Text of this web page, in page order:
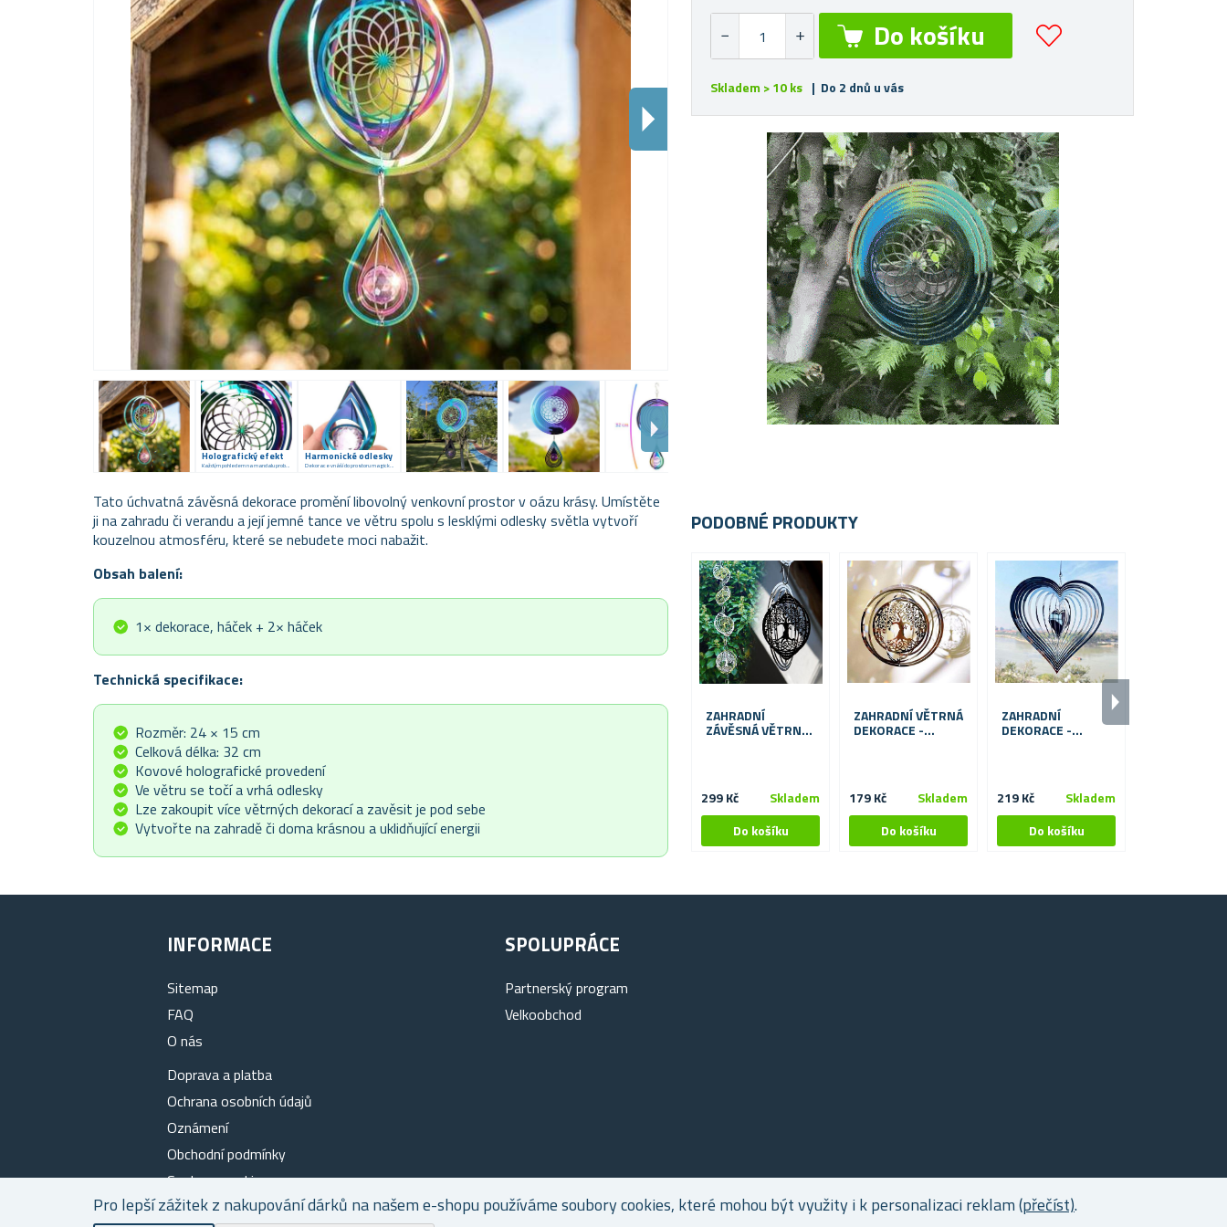
Pro lepší zážitek z nakupování dárků na našem e-shopu používáme soubory cookies, které mohou být využity i k personalizaci reklam(přečíst).
Holografický efekt
Každým pohledem na mandalu probudíte jinou barvu
Harmonické odlesky
Dekorace vnáší do prostoru magickou atmosféru
Skladem > 10 ks | Do 2 dnů u vás
Tato úchvatná závěsná dekorace promění libovolný venkovní prostor v oázu krásy. Umístěte
ji na zahradu či verandu a její jemné tance ve větru spolu s lesklými odlesky světla vytvoří
kouzelnou atmosféru, které se nebudete moci nabažit.
Obsah balení:
1× dekorace, háček + 2× háček
Technická specifikace:
Rozměr: 24 × 15 cm
Celková délka: 32 cm
Kovové holografické provedení
Ve větru se točí a vrhá odlesky
Lze zakoupit více větrných dekorací a zavěsit je pod sebe
Vytvořte na zahradě či doma krásnou a uklidňující energii
PODOBNÉ PRODUKTY
ZAHRADNÍ
ZÁVĚSNÁ VĚTRNÁ
299 Kč Skladem
ZAHRADNÍ VĚTRNÁ
DEKORACE -
179 Kč Skladem
ZAHRADNÍ
DEKORACE -
219 Kč Skladem
INFORMACE
Sitemap
FAQ
O nás
Doprava a platba
Ochrana osobních údajů
Oznámení
Obchodní podmínky
Soubory cookies
Kontakty
SPOLUPRÁCE
Partnerský program
Velkoobchod